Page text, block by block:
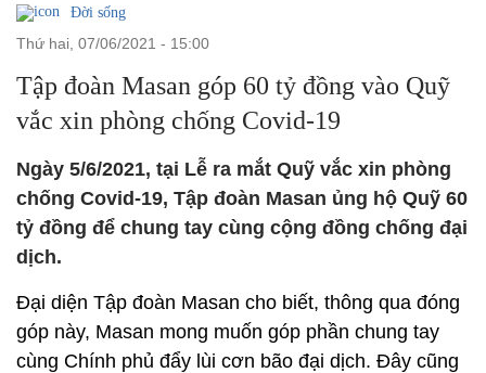
Đời sống
thứ hai, 07/06/2021 - 15:00
Tập đoàn Masan góp 60 tỷ đồng vào Quỹ
vắc xin phòng chống Covid-19
Ngày 5/6/2021, tại Lễ ra mắt Quỹ vắc xin phòng
chống Covid-19, Tập đoàn Masan ủng hộ Quỹ 60
tỷ đồng để chung tay cùng cộng đồng chống đại
dịch.
Đại diện Tập đoàn Masan cho biết, thông qua đóng
góp này, Masan mong muốn góp phần chung tay
cùng Chính phủ đẩy lùi cơn bão đại dịch. Đây cũng